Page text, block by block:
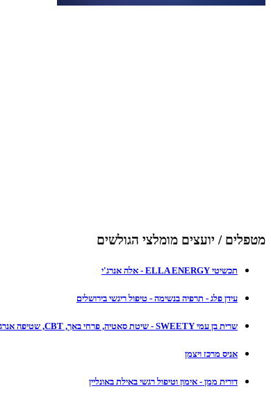
מטפלים / יועצים מומלצי הגולשים
תכשיטי ELLA ENERGY - אלה אנרג'י
עידן פלג - תרפיה בנשימה - טיפול ריגשי בירושלים
שרית בן עמי SWEETY - שיטת סאטיה, פרחי באך, CBT, שטיפה אנרגטית. טיפול רגשי באשקלון
אניס מרכז ויצמן
דורית ממן - אימון וטיפול רגשי באילת באונליין